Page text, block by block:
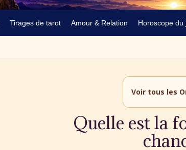
Tirages de tarot Amour & Relation Horoscope du
Voir tous les
Quelle est la